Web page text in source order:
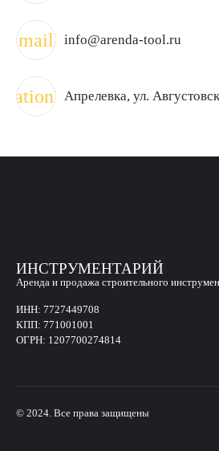
mail info@arenda-tool.ru
Апрелевка, ул.
ИНСТРУМЕНТАРИЙ
Аренда и продажа строительного
ИНН: 7727449708
КПП: 771001001
ОГРН: 1207700274814
© 2024. Все права защищены